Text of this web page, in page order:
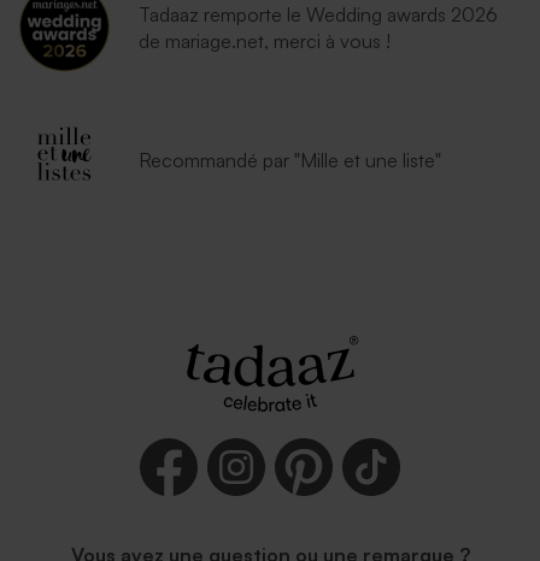
Enveloppe vœux rouille
Tadaaz remporte le Wedding awards 2026
de mariage.net, merci à vous !
Recommandé par "Mille et une liste"
Vous avez une question ou une remarque ?